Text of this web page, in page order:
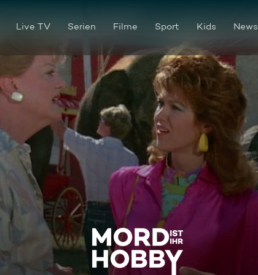
Live TV Serien Filme Sport Kids News
Ein neues Leben (2)